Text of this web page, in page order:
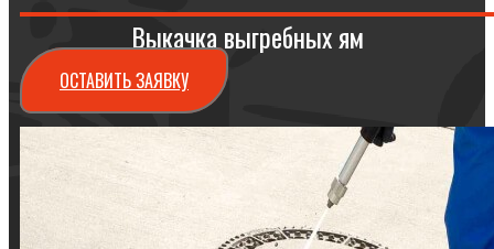
Выкачка выгребных ям
ОСТАВИТЬ ЗАЯВКУ